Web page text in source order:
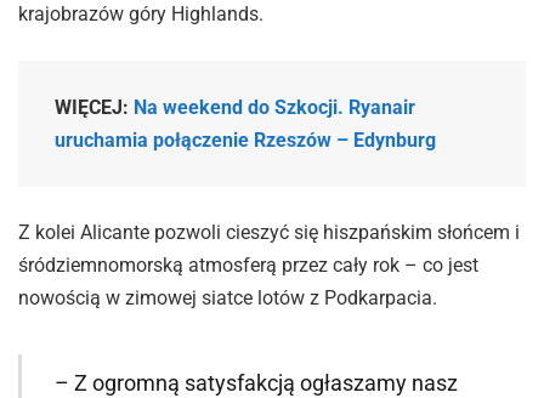
krajobrazów góry Highlands.
WIĘCEJ: Na weekend do Szkocji. Ryanair
uruchamia połączenie Rzeszów – Edynburg
Z kolei Alicante pozwoli cieszyć się hiszpańskim słońcem i
śródziemnomorską atmosferą przez cały rok – co jest
nowością w zimowej siatce lotów z Podkarpacia.
– Z ogromną satysfakcją ogłaszamy nasz